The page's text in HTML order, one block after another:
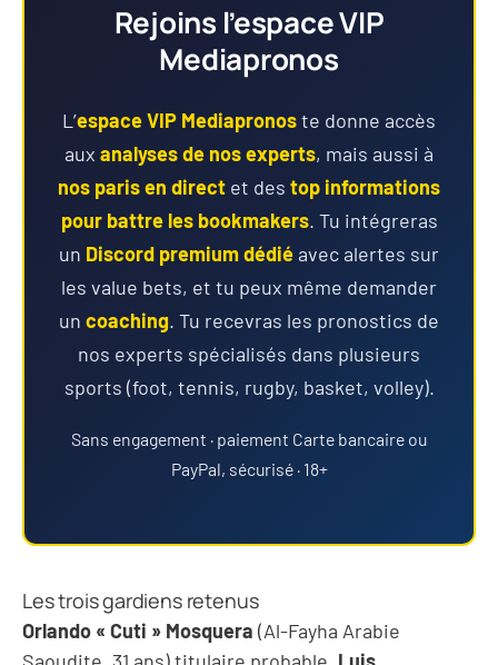
Rejoins l’espace VIP
Mediapronos
L’espace VIP Mediapronoste donne accès
aux analyses de nos experts, mais aussi à
nos paris en direct et des top informations
pour battre les bookmakers. Tu intégreras
un Discord premium dédié avec alertes sur
les value bets, et tu peux même demander
un coaching. Tu recevras les pronostics de
nos experts spécialisés dans plusieurs
sports (foot, tennis, rugby, basket, volley).
Sans engagement · paiement Carte bancaire ou
PayPal, sécurisé · 18+
Les trois gardiens retenus
Orlando « Cuti » Mosquera (Al-Fayha Arabie